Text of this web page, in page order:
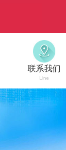
联系我们
Line